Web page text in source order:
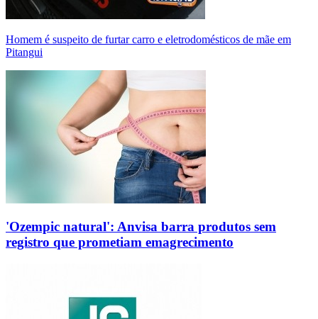
Homem é suspeito de furtar carro e eletrodomésticos de mãe em
Pitangui
'Ozempic natural': Anvisa barra produtos sem
registro que prometiam emagrecimento